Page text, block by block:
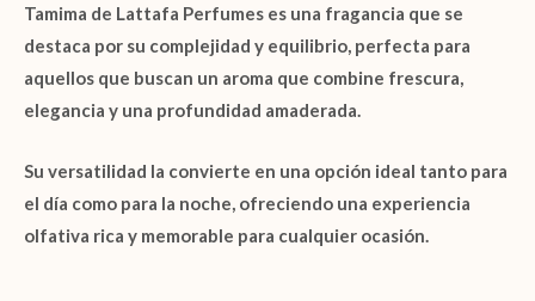
Tamima de Lattafa Perfumes es una fragancia que se
destaca por su complejidad y equilibrio, perfecta para
aquellos que buscan un aroma que combine frescura,
elegancia y una profundidad amaderada.
Su versatilidad la convierte en una opción ideal tanto para
el día como para la noche, ofreciendo una experiencia
olfativa rica y memorable para cualquier ocasión.